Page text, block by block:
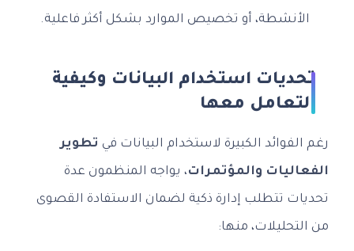
الأنشطة، أو تخصيص الموارد بشكل أكثر فاعلية.
تحديات استخدام البيانات وكيفية
التعامل معها
رغم الفوائد الكبيرة لاستخدام البيانات في تطوير
الفعاليات والمؤتمرات، يواجه المنظمون عدة
تحديات تتطلب إدارة ذكية لضمان الاستفادة القصوى
من التحليلات، منها: